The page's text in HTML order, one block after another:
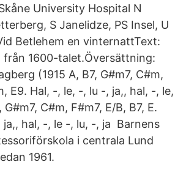
University Hospital N
S Janelidze, PS Insel, U
Betlehem en vinternattText:
från 1600-talet.Översättning:
(1915 A, B7, G#m7, C#m,
E9. Hal, -, le, -, lu -, ja,, hal, -, le,
C#m, F#m7, E/B, B7, E.
ja,, hal, -, le -, lu, -, ja Barnens
i centrala Lund
1961.